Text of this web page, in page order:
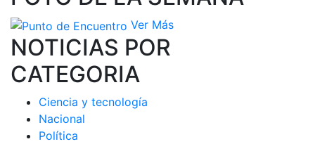
Ver Más
NOTICIAS POR
CATEGORIA
Ciencia y tecnología
Nacional
Política